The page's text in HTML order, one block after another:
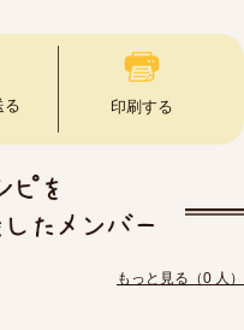
る 印刷する
もっと見る（0 人）